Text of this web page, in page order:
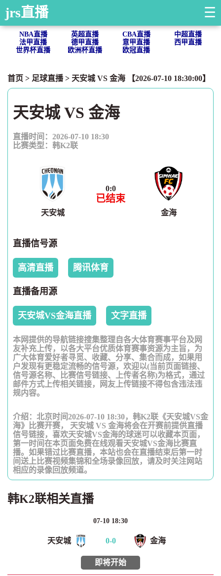
jrs直播 ☰
NBA直播 英超直播 CBA直播
中超直播
法甲直播
德甲直播 意甲直播
西甲直播
世界杯直播
欧洲杯直播 欧冠直播
首页 > 足球直播> 天安城 VS 金海 【2026-07-10 18:30:00】
天安城 VS 金海
直播时间：2026-07-10 18:30
比赛类型： 韩K2联
天安城
0:0
已结束
金海
直播信号源
高清直播 腾讯体育
直播备用源
天安城VS金海直播 文字直播
本网提供的导航链接搜集整理自各大体育赛事平台及网
友补充上传，以各大平台优质体育赛事资源为主旨，为
广大体育爱好者寻觅、收藏、分享、集合而成，如果用
户发现有更稳定流畅的信号源，欢迎以(当前页面链接、
信号源名称、比赛信号链接、上传者名称)为格式，通过
邮件方式上传相关链接，网友上传链接不得包含违法违
规内容。
介绍：北京时间2026-07-10 18:30，韩K2联《天安城VS金
海》比赛开赛， 天安城 VS 金海将会在开赛前提供直播
信号链接，喜欢天安城VS金海的球迷可以收藏本页面，
第一时间在本页面免费在线观看天安城VS金海比赛直
播。如果错过比赛直播，本站也会在直播结束后第一时
间送上比赛视频集锦和全场录像回放，请及时关注网站
相应的录像回放频道。
韩K2联相关直播
07-10 18:30
天安城 0-0 金海
即将开始